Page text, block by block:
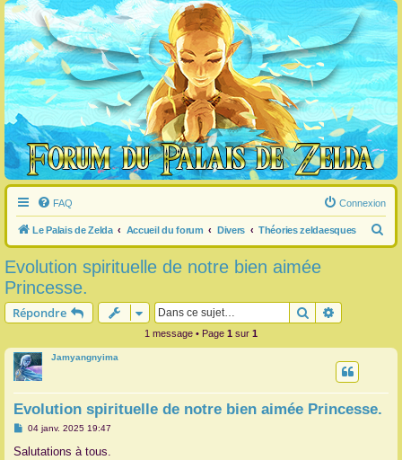
FAQ Connexion
Le Palais de Zelda Accueil du forum Divers Théories zeldaesques
e
Evolution spirituelle de notre bien aimée
Princesse.
Répondre Rechercher
1 message • Page 1 sur 1
Jamyangnyima
Evolution spirituelle de notre bien aimée Princesse.
M
s
04 janv. 2025 19:47
Salutations à tous.